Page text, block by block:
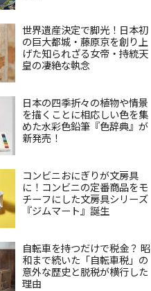
世界遺産決定で脚光！日本初
の巨大都城・藤原京を創り上
げた知られざる女帝・持統天
皇の凄絶な執念
日本の四季折々の植物や情景
を描くことに相応しい色を集
めた水彩色鉛筆『色辞典』が
新発売！
コンビニおにぎりが文房具
に！コンビニの定番商品をモ
チーフにした文房具シリーズ
『ジムマート』誕生
自転車を持つだけで税金？ 昭
和まで続いた「自転車税」の
意外な歴史と脱税が横行した
理由